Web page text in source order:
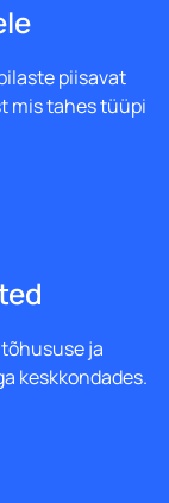
piisavat
mis tahes tüüpi
ja
keskkondades.